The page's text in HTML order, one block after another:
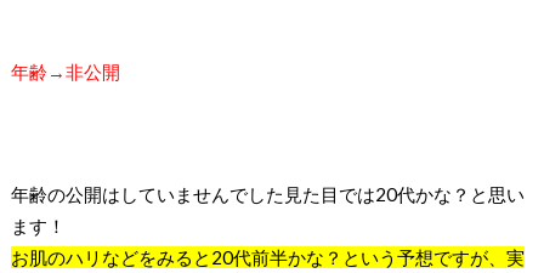
年齢→非公開
年齢の公開はしていませんでした 見た目では20代かな？と思い
ます！
お肌のハリなどをみると20代前半かな？という予想ですが、実